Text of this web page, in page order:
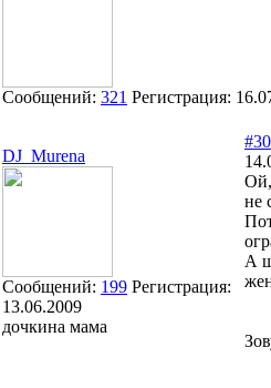
Сообщений: 321 Регистрация:
DJ_Murena
Сообщений: 199 Регистрация:
13.06.2009
дочкина мама
#30
Ой,
не
А